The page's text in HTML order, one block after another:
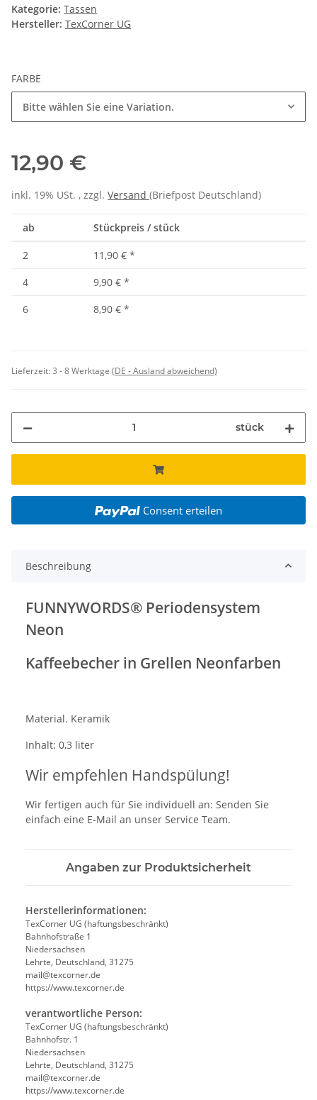
Kategorie: Tassen
Hersteller: TexCorner UG
FARBE
Bitte wählen Sie eine Variation.
12,90 €
inkl. 19% USt. , zzgl. Versand (Briefpost Deutschland)
ab Stückpreis / stück
2 11,90 € *
4
9,90 € *
6
8,90 € *
Lieferzeit:3 - 8 Werktage (DE - Ausland abweichend)
stück
Consent erteilen
Beschreibung
FUNNYWORDS® Periodensystem
Neon
Kaffeebecher in Grellen Neonfarben
Material. Keramik
Inhalt: 0,3 liter
Wir empfehlen Handspülung!
Wir fertigen auch für Sie individuell an: Senden Sie
einfach eine E-Mail an unser Service Team.
Angaben zur Produktsicherheit
Herstellerinformationen:
TexCorner UG (haftungsbeschränkt)
Bahnhofstraße 1
Niedersachsen
Lehrte, Deutschland, 31275
mail@texcorner.de
https://www.texcorner.de
verantwortliche Person:
TexCorner UG (haftungsbeschränkt)
Bahnhofstr. 1
Niedersachsen
Lehrte, Deutschland, 31275
mail@texcorner.de
https://www.texcorner.de